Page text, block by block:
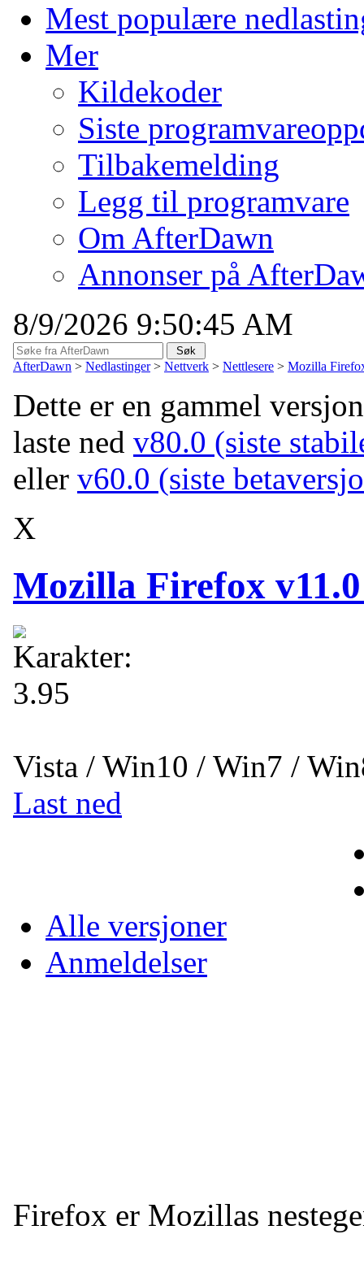
Mest populære
Mer
Kildekoder
Siste
Tilbakemelding
Legg til programvare
Om AfterDawn
Annonser på
8/9/2026 9:50:45 AM
AfterDawn > Nedlastinger > Nettverk > Nettlesere > Mozilla
Dette er en gammel
laste ned v80.0 (siste
eller v60.0 (siste
X
Mozilla Firefox
Vista / Win10 / Win7 /
Last ned
Alle versjoner
Anmeldelser
Firefox er Mozillas